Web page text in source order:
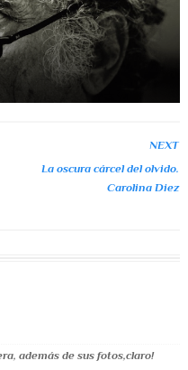
NEXT
La oscura cárcel del olvido.
Carolina Diez
además de sus fotos,claro!